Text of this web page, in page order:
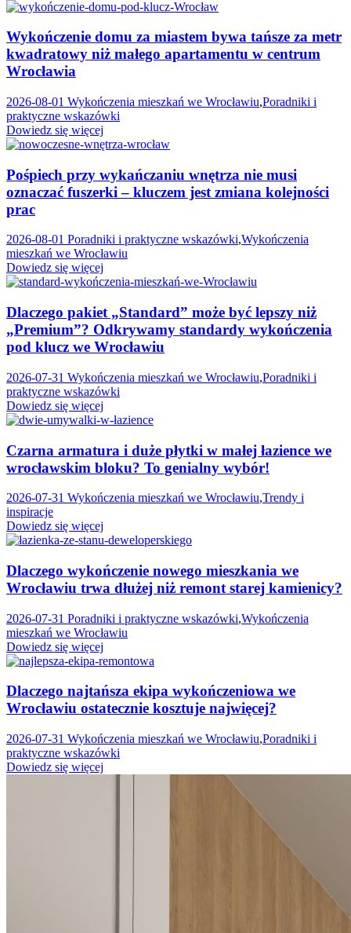
Wykończenie domu za miastem bywa tańsze za metr
kwadratowy niż małego apartamentu w centrum
Wrocławia
2026-08-01 Wykończenia mieszkań we Wrocławiu,Poradniki i
praktyczne wskazówki
Dowiedz się więcej
Pośpiech przy wykańczaniu wnętrza nie musi
oznaczać fuszerki – kluczem jest zmiana kolejności
prac
2026-08-01 Poradniki i praktyczne wskazówki,Wykończenia
mieszkań we Wrocławiu
Dowiedz się więcej
Dlaczego pakiet „Standard” może być lepszy niż
„Premium”? Odkrywamy standardy wykończenia
pod klucz we Wrocławiu
2026-07-31 Wykończenia mieszkań we Wrocławiu,Poradniki i
praktyczne wskazówki
Dowiedz się więcej
Czarna armatura i duże płytki w małej łazience we
wrocławskim bloku? To genialny wybór!
2026-07-31 Wykończenia mieszkań we Wrocławiu,Trendy i
inspiracje
Dowiedz się więcej
Dlaczego wykończenie nowego mieszkania we
Wrocławiu trwa dłużej niż remont starej kamienicy?
2026-07-31 Poradniki i praktyczne wskazówki,Wykończenia
mieszkań we Wrocławiu
Dowiedz się więcej
Dlaczego najtańsza ekipa wykończeniowa we
Wrocławiu ostatecznie kosztuje najwięcej?
2026-07-31 Wykończenia mieszkań we Wrocławiu,Poradniki i
praktyczne wskazówki
Dowiedz się więcej